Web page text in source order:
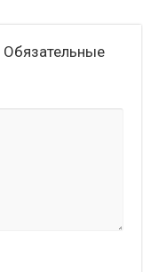
Обязательные